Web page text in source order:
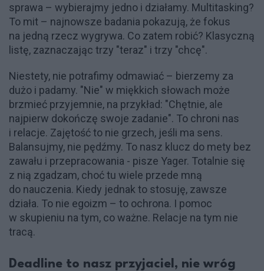
sprawa – wybierajmy jedno i działamy. Multitasking?
To mit – najnowsze badania pokazują, że fokus
na jedną rzecz wygrywa. Co zatem robić? Klasyczną
listę, zaznaczając trzy "teraz" i trzy "chcę".
Niestety, nie potrafimy odmawiać – bierzemy za
dużo i padamy. "Nie" w miękkich słowach może
brzmieć przyjemnie, na przykład: "Chętnie, ale
najpierw dokończę swoje zadanie". To chroni nas
i relacje. Zajętość to nie grzech, jeśli ma sens.
Balansujmy, nie pędźmy. To nasz klucz do mety bez
zawału i przepracowania - pisze Yager. Totalnie się
z nią zgadzam, choć tu wiele przede mną
do nauczenia. Kiedy jednak to stosuję, zawsze
działa. To nie egoizm – to ochrona. I pomoc
w skupieniu na tym, co ważne. Relacje na tym nie
tracą.
Deadline to nasz przyjaciel, nie wróg